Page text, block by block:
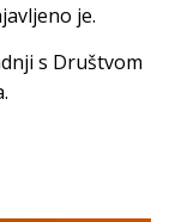
je.
s Društvom